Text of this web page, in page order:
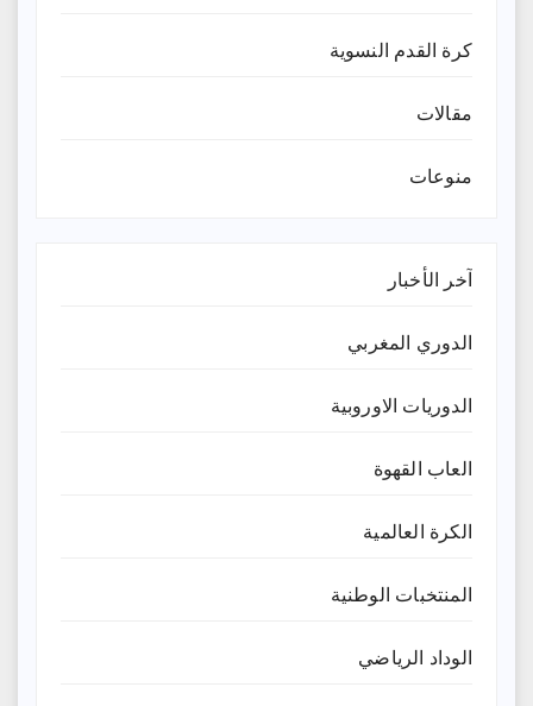
كرة القدم النسوية
مقالات
منوعات
آخر الأخبار
الدوري المغربي
الدوريات الاوروبية
العاب القهوة
الكرة العالمية
المنتخبات الوطنية
الوداد الرياضي